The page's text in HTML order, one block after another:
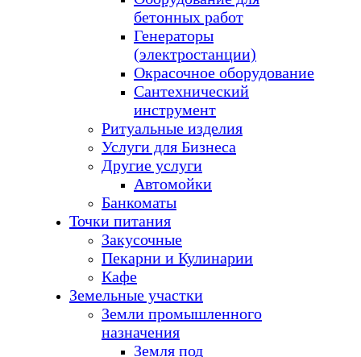
бетонных работ
Генераторы
(электростанции)
Окрасочное оборудование
Сантехнический
инструмент
Ритуальные изделия
Услуги для Бизнеса
Другие услуги
Автомойки
Банкоматы
Точки питания
Закусочные
Пекарни и Кулинарии
Кафе
Земельные участки
Земли промышленного
назначения
Земля под